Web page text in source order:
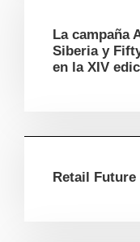
La campaña
Siberia y
en la XIV
Retail Future